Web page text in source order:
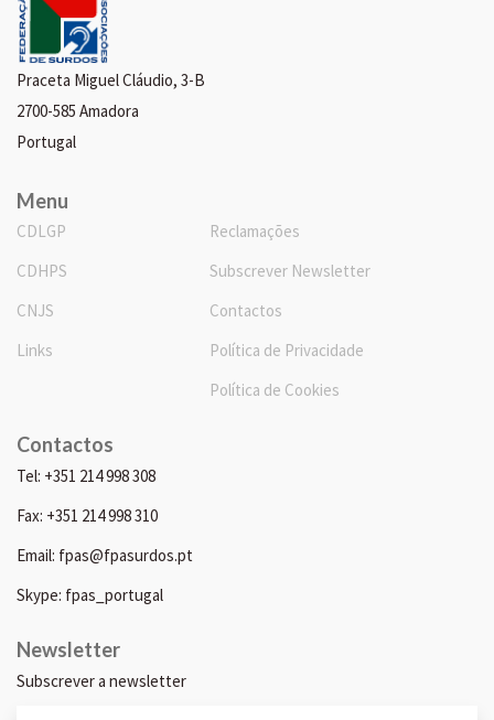
Praceta Miguel Cláudio, 3-B
2700-585 Amadora
Portugal
Menu
CDLGP
CDHPS
CNJS
Links
Reclamações
Subscrever Newsletter
Contactos
Política de Privacidade
Política de Cookies
Contactos
Tel: +351 214 998 308
Fax: +351 214 998 310
Email: fpas@fpasurdos.pt
Skype: fpas_portugal
Newsletter
Subscrever a newsletter